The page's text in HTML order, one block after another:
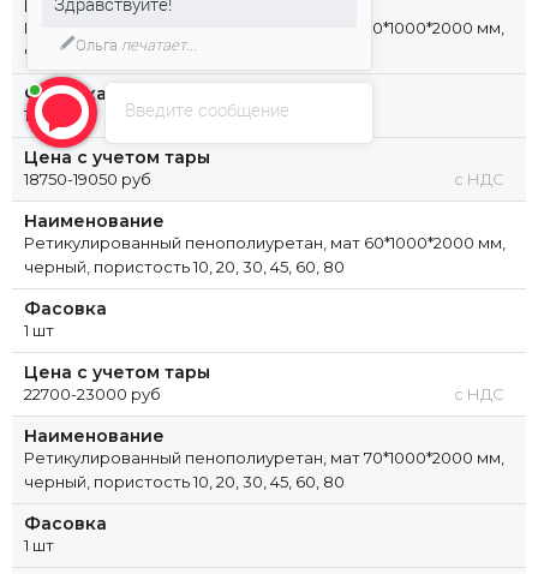
Наименование
Ретикулированный пенополиуретан, мат 50*1000*2000 мм,
черный, пористость 10, 20, 30, 45, 60, 80
Фасовка
1 шт
Цена с учетом тары
18750-19050 руб с НДС
Наименование
Ретикулированный пенополиуретан, мат 60*1000*2000 мм,
черный, пористость 10, 20, 30, 45, 60, 80
Фасовка
1 шт
Цена с учетом тары
22700-23000 руб с НДС
Наименование
Ретикулированный пенополиуретан, мат 70*1000*2000 мм,
черный, пористость 10, 20, 30, 45, 60, 80
Фасовка
1 шт
Введите сообщение
Ольга печатает...